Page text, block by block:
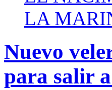
LA
Nuevo
para salir